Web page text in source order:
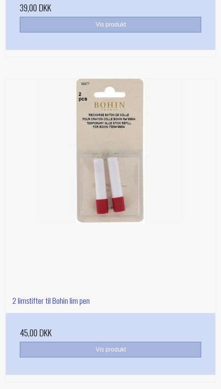
39,00 DKK
Vis produkt
2 limstifter til Bohin lim pen
45,00 DKK
Vis produkt